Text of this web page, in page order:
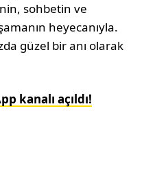
sohbetin ve
heyecanıyla.
güzel bir anı olarak
kanalı açıldı!